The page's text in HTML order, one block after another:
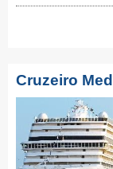
Cruzeiro